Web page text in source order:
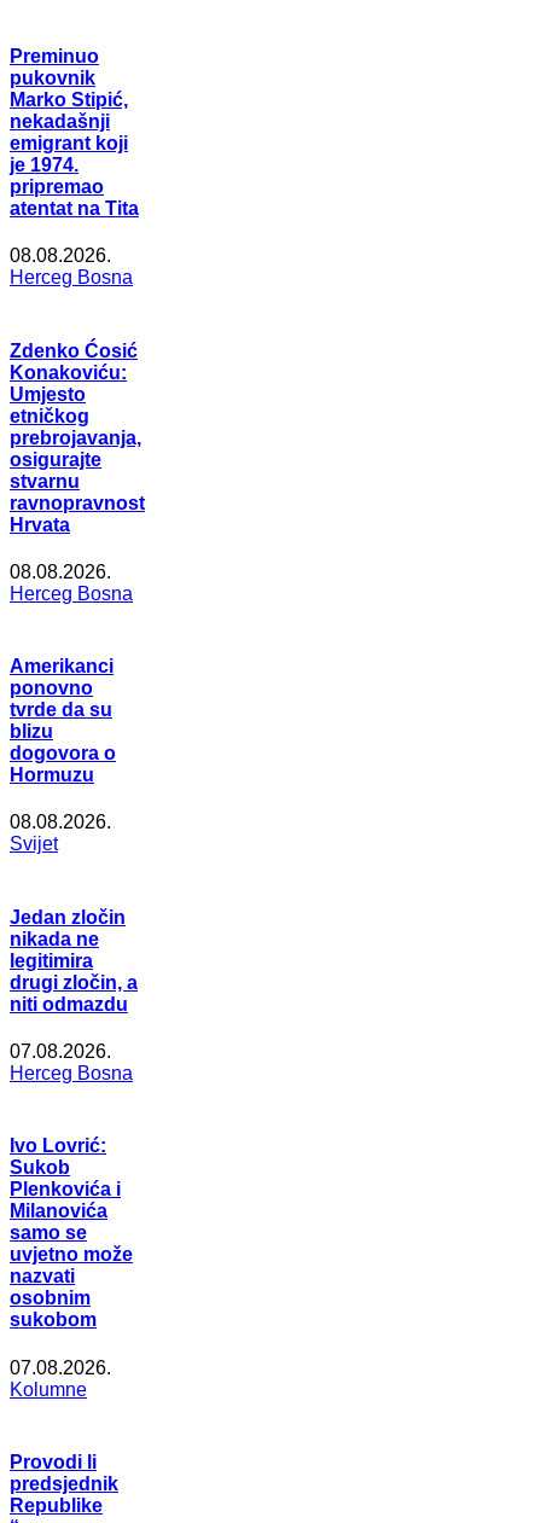
Preminuo
pukovnik
Marko Stipić,
nekadašnji
emigrant koji
je 1974.
pripremao
atentat na Tita
08.08.2026.
Herceg Bosna
Zdenko Ćosić
Konakoviću:
Umjesto
etničkog
prebrojavanja,
osigurajte
stvarnu
ravnopravnost
Hrvata
08.08.2026.
Herceg Bosna
Amerikanci
ponovno
tvrde da su
blizu
dogovora o
Hormuzu
08.08.2026.
Svijet
Jedan zločin
nikada ne
legitimira
drugi zločin, a
niti odmazdu
07.08.2026.
Herceg Bosna
Ivo Lovrić:
Sukob
Plenkovića i
Milanovića
samo se
uvjetno može
nazvati
osobnim
sukobom
07.08.2026.
Kolumne
Provodi li
predsjednik
Republike